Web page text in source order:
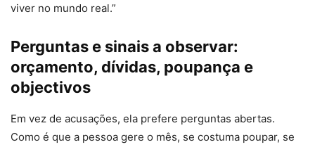
viver no mundo real.”
Perguntas e sinais a observar:
orçamento, dívidas, poupança e
objectivos
Em vez de acusações, ela prefere perguntas abertas.
Como é que a pessoa gere o mês, se costuma poupar, se